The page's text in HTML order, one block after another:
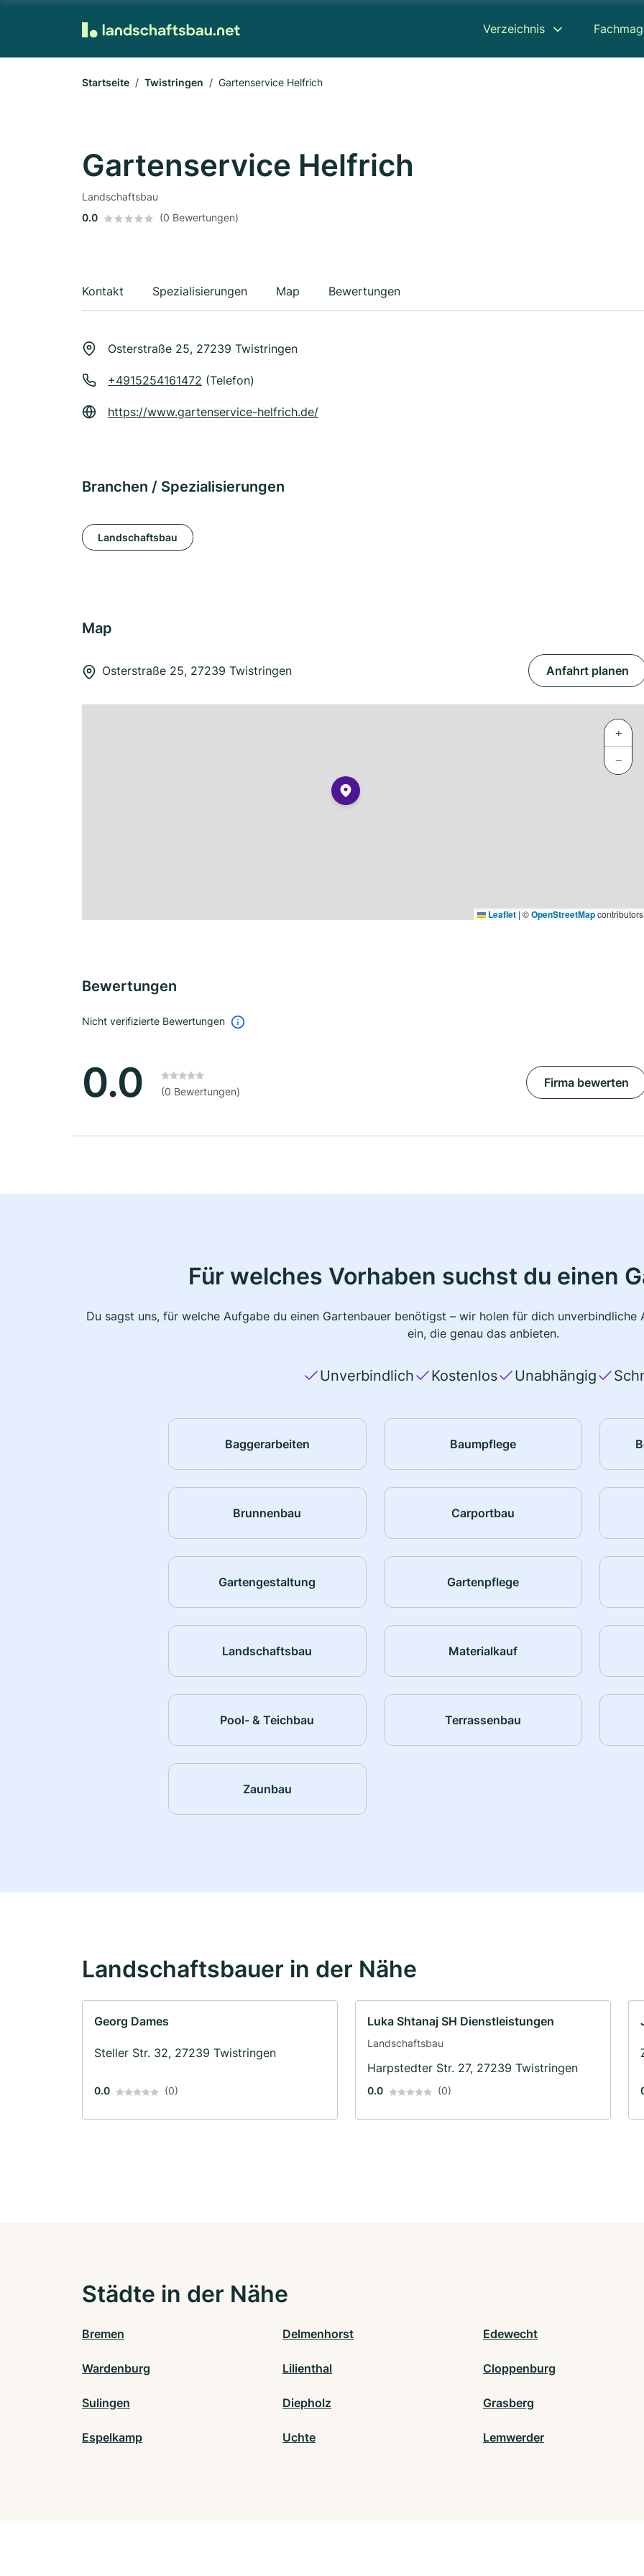
Verzeichnis
Startseite Twistringen Gartenservice Helfrich
Gartenservice Helfrich
Landschaftsbau
0.0
(0 Bewertungen)
Kontakt Spezialisierungen Map Bewertungen
Osterstraße 25, 27239 Twistringen
+4915254161472 (Telefon)
https://www.gartenservice-helfrich.de/
Branchen / Spezialisierungen
Landschaftsbau
Map
Osterstraße 25, 27239 Twistringen Anfahrt planen
+
−
Leaflet | ©OpenStreetMapcontributors
Bewertungen
Nicht verifizierte Bewertungen
0.0 (0 Bewertungen)
Firma bewerten
Für welches Vorhaben suchst du einen
Du sagst uns, für welche Aufgabe du einen Gartenbauer benötigst – wir holen für dich
ein, die genau das anbieten.
Unverbindlich Kostenlos Unabhängig
Baggerarbeiten Baumpflege
Brunnenbau Carportbau
Gartengestaltung Gartenpflege
Landschaftsbau Materialkauf
Pool- & Teichbau Terrassenbau
Zaunbau
Landschaftsbauer in der Nähe
Georg Dames
Steller Str. 32, 27239 Twistringen
0.0 (0)
Luka Shtanaj SH Dienstleistungen
Landschaftsbau
Harpstedter Str. 27, 27239 Twistringen
0.0 (0)
Städte in der Nähe
Bremen Delmenhorst Edewecht
Wardenburg Lilienthal Cloppenburg
Sulingen Diepholz Grasberg
Espelkamp Uchte Lemwerder